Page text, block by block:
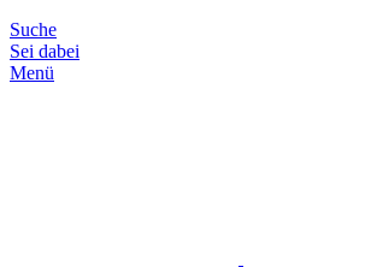
Suche
Sei dabei
Menü